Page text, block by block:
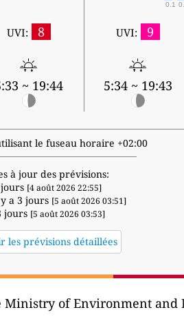
0.1
UVI: 8
~ 19:44
UVI: 9
5:34 ~ 19:43
le fuseau horaire +02:00
à jour des prévisions:
[4 août 2026 22:55]
a 3 jours [5 août 2026 03:51]
jours [5 août 2026 03:53]
les prévisions détaillées
Ministry of Environment and